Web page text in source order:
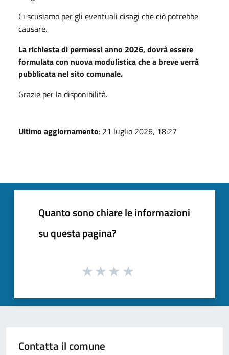
Ci scusiamo per gli eventuali disagi che ciò potrebbe
causare.
La richiesta di permessi anno 2026,dovrà essere
formulata con nuova modulistica che a breve verrà
pubblicata nel sito comunale.
Grazie per la disponibilità.
Ultimo aggiornamento: 21 luglio 2026, 18:27
Quanto sono chiare le informazioni
su questa pagina?
Contatta il comune